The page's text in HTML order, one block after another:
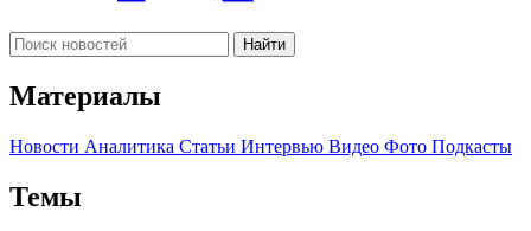
Найти
Материалы
Новости Аналитика Статьи Интервью Видео Фото Подкасты
Темы